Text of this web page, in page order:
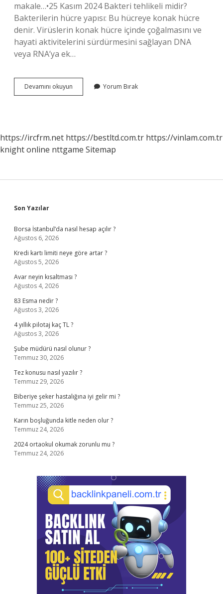
makale…•25 Kasım 2024 Bakteri tehlikeli midir?
Bakterilerin hücre yapısı: Bu hücreye konak hücre
denir. Virüslerin konak hücre içinde çoğalmasını ve
hayati aktivitelerini sürdürmesini sağlayan DNA
veya RNA’ya ek…
Devamını okuyun
Neye
Yorum Bırak
https://ircfrm.net https://bestltd.com.tr https://vinlam.com.tr
knight online nttgame Sitemap
Sidebar
Son Yazılar
Borsa İstanbul’da nasıl hesap açılır ?
Ağustos 6, 2026
Kredi kartı limiti neye göre artar ?
Ağustos 5, 2026
Avar neyin kısaltması ?
Ağustos 4, 2026
83 Esma nedir ?
Ağustos 3, 2026
4 yıllık pilotaj kaç TL ?
Ağustos 3, 2026
Şube müdürü nasıl olunur ?
Temmuz 30, 2026
Tez konusu nasıl yazılır ?
Temmuz 29, 2026
Biberiye şeker hastalığına iyi gelir mi ?
Temmuz 25, 2026
Karın boşluğunda kitle neden olur ?
Temmuz 24, 2026
2024 ortaokul okumak zorunlu mu ?
Temmuz 24, 2026